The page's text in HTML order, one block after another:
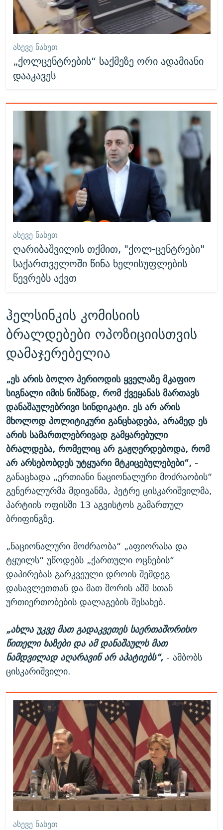
ᲐᲡᲔᲕᲔ ᲜᲐᲮᲔᲗ
„ქოლცენტრების“ საქმეზე ორი ადამიანი
დააკავეს
ᲐᲡᲔᲕᲔ ᲜᲐᲮᲔᲗ
ღარიბაშვილის თქმით, "ქოლ-ცენტრები"
საქართველოში წინა ხელისუფლების
წევრებს აქვთ
ჰელსინკის კომისიის
ბრალდებები ოპოზიციისთვის
დამაჯერებელია
„ეს არის ბოლო პერიოდის ყველაზე მკაფიო
სიგნალი იმის ნიშნად, რომ ქვეყანას მართავს
დანაშაულებრივი სინდიკატი. ეს არ არის
მხოლოდ პოლიტიკური განცხადება, არამედ ეს
არის სამართლებრივად გამყარებული
ბრალდება, რომელიც არ გაჟღერდებოდა, რომ
არ არსებობდეს უტყუარი მტკიცებულებები“, -
განაცხადა „ერთიანი ნაციონალური მოძრაობის“
გენერალურმა მდივანმა, პეტრე ცისკარიშვილმა,
პარტიის ოფისში 13 აგვისტოს გამართულ
ბრიფინგზე.
„ნაციონალური მოძრაობა“ „აფიორასა და
ტყუილს“ უწოდებს „ქართული ოცნების“
დაპირებას გარკვეული დროის შემდეგ
დასავლეთთან და მათ შორის აშშ-სთან
ურთიერთობების დალაგების შესახებ.
„ახლა უკვე მათ გადაკვეთეს საერთაშორისო
წითელი ხაზები და ამ დანაშაულს მათ
ნამდვილად აღარავინ არ აპატიებს“,- ამბობს
ცისკარიშვილი.
ᲐᲡᲔᲕᲔ ᲜᲐᲮᲔᲗ